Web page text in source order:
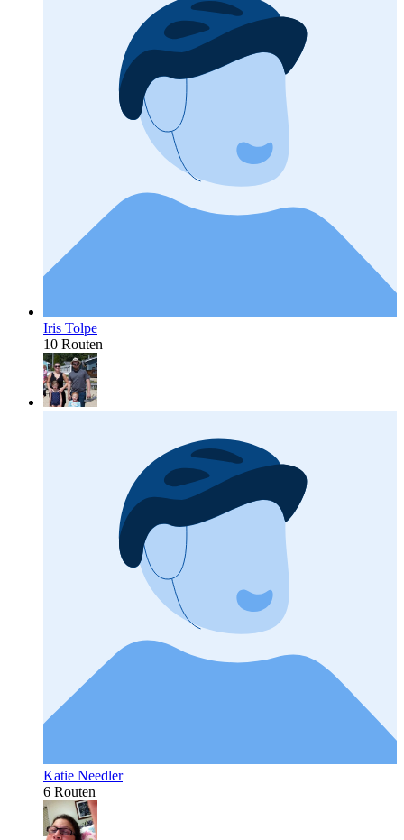
Iris Tolpe
10 Routen
Katie Needler
6 Routen